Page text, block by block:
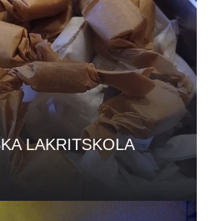
LAKRITSKOLA